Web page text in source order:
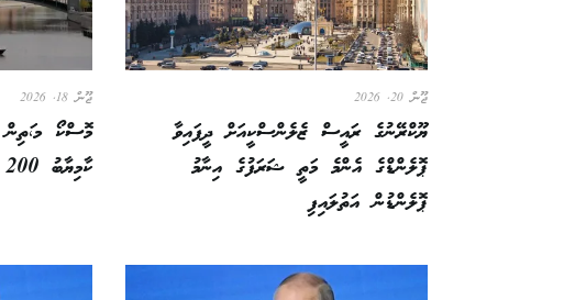
ޖޫން 20, 2026
ޔޫކްރޭނުގެ ރައީސް ޒެލެންސްކީއަށް ދީފައިވާ
ޕޮލެންޑްގެ އެންމެ މަތީ ޝަރަފުގެ އިނާމު
ޕޮލެންޑުން އަތުލައިފި
ޖޫން 18, 2026
މޮސްކޯ
ކާމިޔާބު 200 ޑްރޯން ހަމަލާ